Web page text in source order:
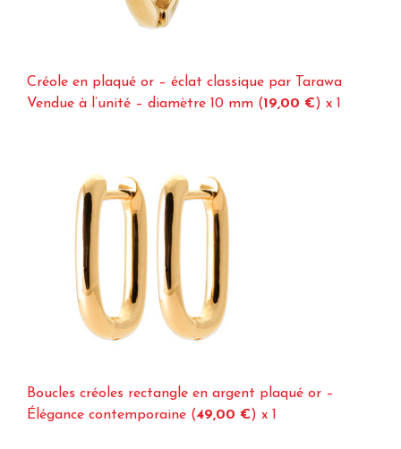
Créole en plaqué or – éclat classique par Tarawa
Vendue à l’unité – diamètre 10 mm (19,00 €) x 1
Boucles créoles rectangle en argent plaqué or –
Élégance contemporaine (49,00 €) x 1